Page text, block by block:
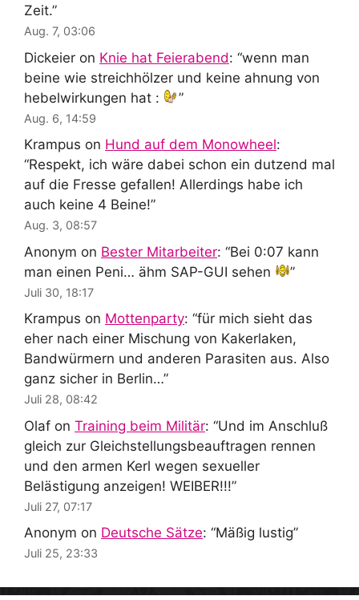
Zeit.”
Aug. 7, 03:06
Dickeier on Knie hat Feierabend: “wenn man
beine wie streichhölzer und keine ahnung von
hebelwirkungen hat :
”
Aug. 6, 14:59
Krampus on Hund auf dem Monowheel:
“Respekt, ich wäre dabei schon ein dutzend mal
auf die Fresse gefallen! Allerdings habe ich
auch keine 4 Beine!”
Aug. 3, 08:57
Anonym on Bester Mitarbeiter: “Bei 0:07 kann
man einen Peni… ähm SAP-GUI sehen
”
Juli 30, 18:17
Krampus on Mottenparty: “für mich sieht das
eher nach einer Mischung von Kakerlaken,
Bandwürmern und anderen Parasiten aus. Also
ganz sicher in Berlin…”
Juli 28, 08:42
Olaf on Training beim Militär: “Und im Anschluß
gleich zur Gleichstellungsbeauftragen rennen
und den armen Kerl wegen sexueller
Belästigung anzeigen! WEIBER!!!”
Juli 27, 07:17
Anonym on Deutsche Sätze: “Mäßig lustig”
Juli 25, 23:33